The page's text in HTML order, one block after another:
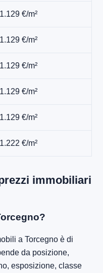
1.129 €/m²
1.129 €/m²
1.129 €/m²
1.129 €/m²
1.129 €/m²
1.222 €/m²
immobiliari
a Torcegno è di
da posizione,
esposizione, classe